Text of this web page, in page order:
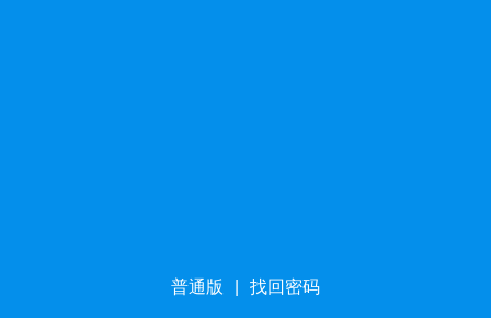
普通版 找回密码